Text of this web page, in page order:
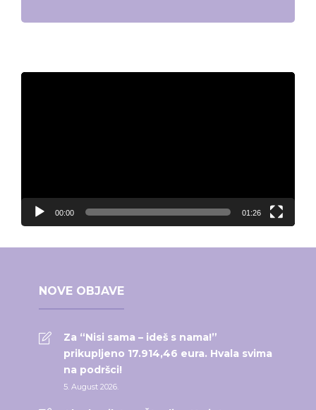
00:00 01:26
NOVE OBJAVE
Za “Nisi sama – ideš s nama!”
prikupljeno 17.914,46 eura. Hvala svima
na podršci!
5. August 2026.